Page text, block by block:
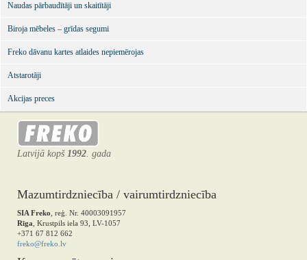
Naudas pārbaudītāji un skaitītāji
Biroja mēbeles – grīdas segumi
Freko dāvanu kartes atlaides nepiemērojas
Atstarotāji
Akcijas preces
Latvijā kopš 1992. gada
Mazumtirdzniecība / vairumtirdzniecība
SIA Freko , reģ. Nr. 40003091957
Rīga , Krustpils iela 93, LV-1057
+371 67 812 662
freko@freko.lv